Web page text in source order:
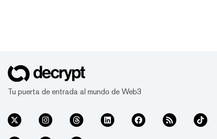
Tu puerta de entrada al mundo de Web3